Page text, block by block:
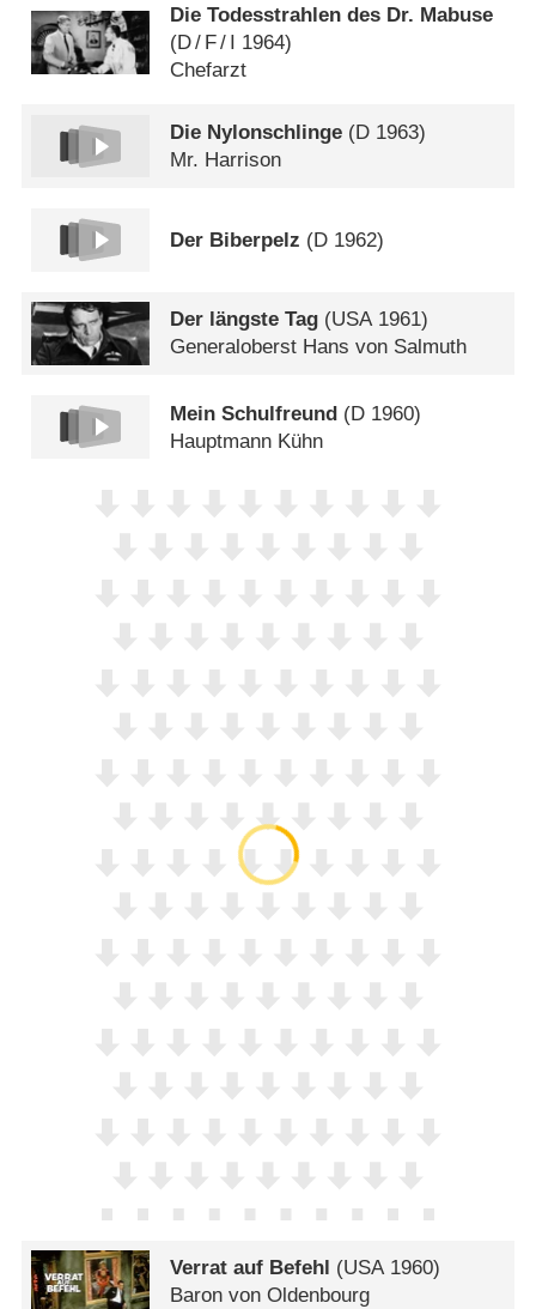
Die Todesstrahlen des Dr. Mabuse
(D/ F/
1964)
Chefarzt
Die Nylonschlinge (D 1963)
Mr. Harrison
Der Biberpelz (D 1962)
Der längste Tag (USA1961)
Generaloberst Hans von Salmuth
Mein Schulfreund (D 1960)
Hauptmann Kühn
Verrat auf Befehl (USA1960)
Baron von Oldenbourg